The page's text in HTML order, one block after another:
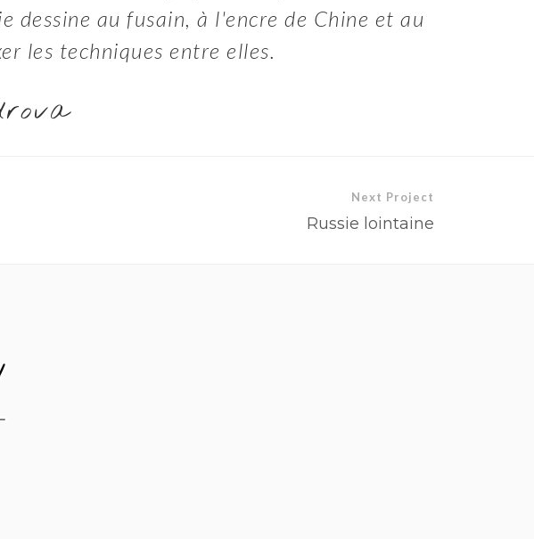
dessine au fusain, à l'encre de Chine et au
les techniques entre elles.
Next Project
Russie lointaine